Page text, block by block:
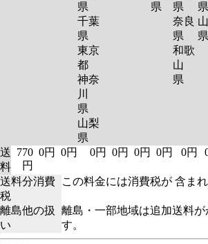
県
千葉
県
東京
都
神奈
川
県
山梨
県
県 県
奈良
県
和歌
山
県
送
料
770
円
0円 0円 0円 0円 0円 0円 0円
送料分消費
税
この料金には消費税が 含まれ
離島他の扱
い
離島・一部地域は追加送料が
す。